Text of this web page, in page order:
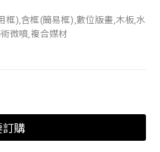
框),含框(簡易框),數位版畫,木板,水
微噴,複合媒材
購